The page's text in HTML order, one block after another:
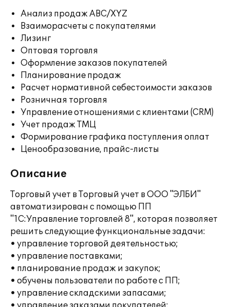
Анализ продаж ABC/XYZ
Взаиморасчеты с покупателями
Лизинг
Оптовая торговля
Оформление заказов покупателей
Планирование продаж
Расчет нормативной себестоимости заказов
Розничная торговля
Управление отношениями с клиентами (CRM)
Учет продаж ТМЦ
Формирование графика поступления оплат
Ценообразование, прайс-листы
Описание
Торговый учет в Торговый учет в ООО "ЭЛБИ"
автоматизирован с помощью ПП
"1С:Управление торговлей 8", которая позволяет
решить следующие функциональные задачи:
• управление торговой деятельностью;
• управление поставками;
• планирование продаж и закупок;
• обучены пользователи по работе с ПП;
• управление складскими запасами;